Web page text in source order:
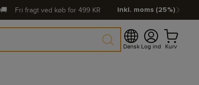
🚚 Fri fragt ved køb for 499 KR Inkl. moms (25%)
Dansk Log ind Kurv